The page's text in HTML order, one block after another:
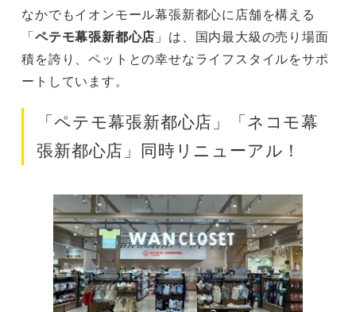
なかでもイオンモール幕張新都心に店舗を構える
「ペテモ幕張新都心店 」は、国内最大級の売り場面
積を誇り、ペットとの幸せなライフスタイルをサポ
ートしています。
「ペテモ幕張新都心店」「ネコモ幕
張新都心店」同時リニューアル！